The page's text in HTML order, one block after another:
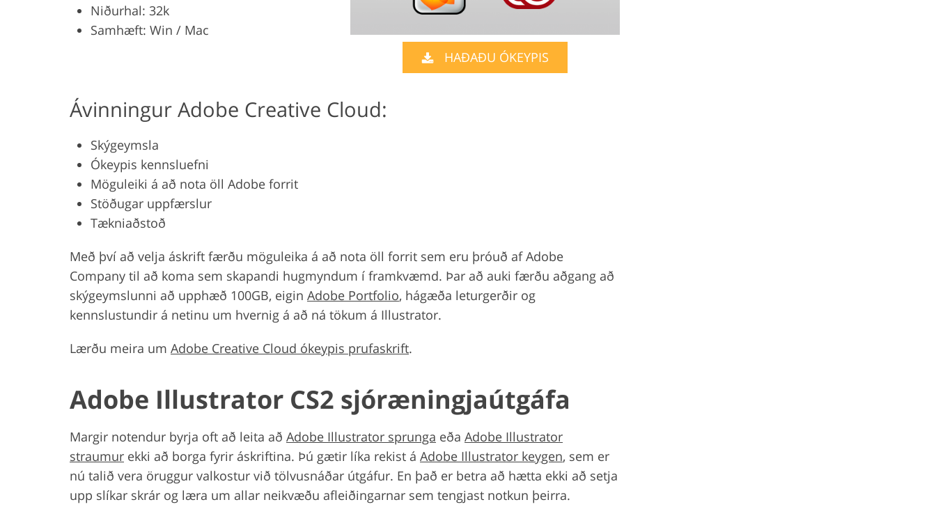
Niðurhal: 32k
Samhæft: Win / Mac
HAÐAÐU ÓKEYPIS
Ávinningur Adobe Creative Cloud:
Skýgeymsla
Ókeypis kennsluefni
Möguleiki á að nota öll Adobe forrit
Stöðugar uppfærslur
Tækniaðstoð
Með því að velja áskrift færðu möguleika á að nota öll forrit sem eru þróuð af Adobe
Company til að koma sem skapandi hugmyndum í framkvæmd. Þar að auki færðu aðgang að
skýgeymslunni að upphæð 100GB, eigin Adobe Portfolio, hágæða leturgerðir og
kennslustundir á netinu um hvernig á að ná tökum á Illustrator.
Lærðu meira um Adobe Creative Cloud ókeypis prufaskrift.
Adobe Illustrator CS2 sjóræningjaútgáfa
Margir notendur byrja oft að leita að Adobe Illustrator sprunga eða Adobe Illustrator
straumur ekki að borga fyrir áskriftina. Þú gætir líka rekist á Adobe Illustrator keygen, sem er
nú talið vera öruggur valkostur við tölvusnáðar útgáfur. En það er betra að hætta ekki að setja
upp slíkar skrár og læra um allar neikvæðu afleiðingarnar sem tengjast notkun þeirra.